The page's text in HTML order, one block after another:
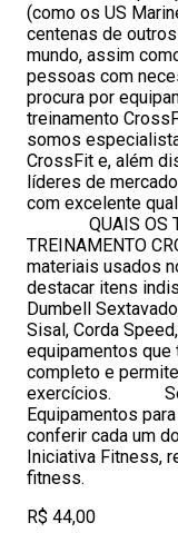
(como os US
centenas de
mundo, assim
pessoas com
procura por
treinamento
somos
CrossFit e, além
líderes de
com excelente
QUAIS OS
materiais usados
destacar itens
Dumbell
Sisal, Corda
equipamentos que
completo e
exercícios. Se
Equipamentos
conferir cada um
Iniciativa Fitness,
fitness.
R$ 44,00